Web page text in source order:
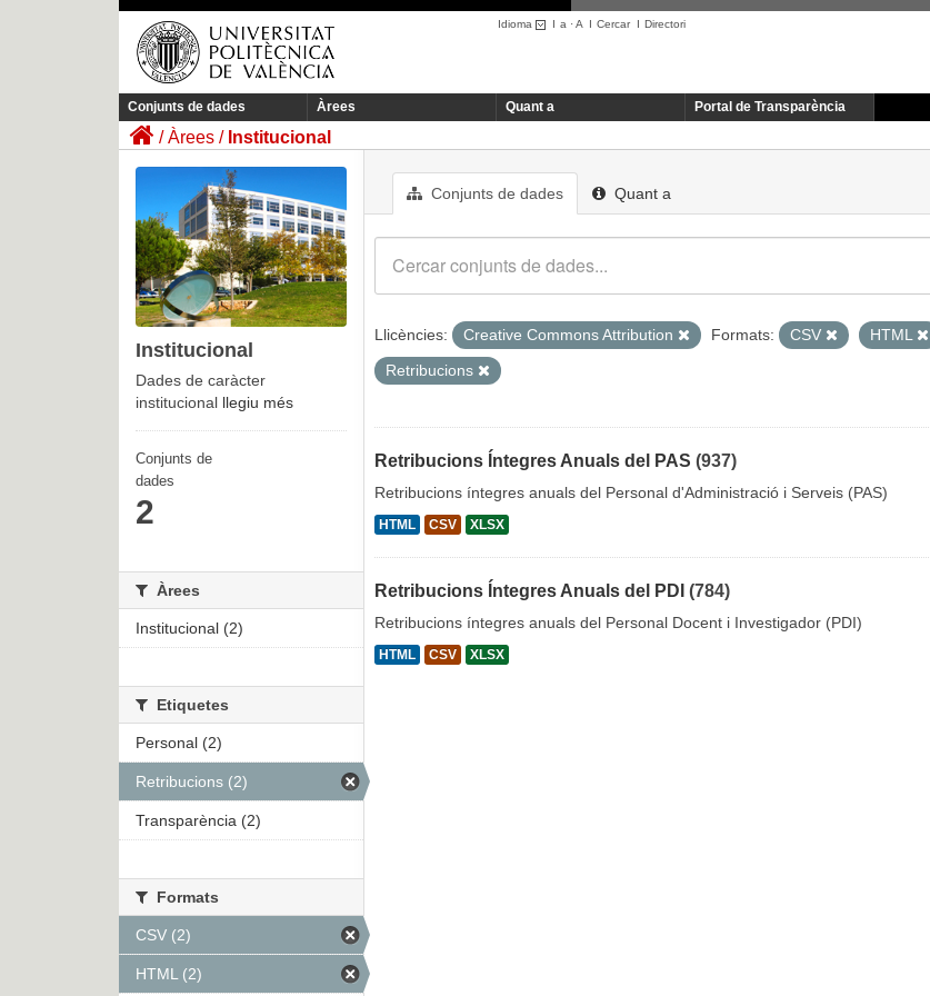
Idioma I a ·A I CercarI Directori
Conjunts de dades Àrees Quant a Portal de Transparència
Àrees Institucional
Conjunts de dades Quant a
Llicències: Creative Commons Attribution Formats: CSV HTML
Retribucions
Retribucions Íntegres Anuals del PAS (937)
Retribucions íntegres anuals del Personal d'Administració i Serveis (PAS)
HTML CSV XLSX
Retribucions Íntegres Anuals del PDI (784)
Retribucions íntegres anuals del Personal Docent i Investigador (PDI)
HTML CSV XLSX
Institucional
Dades de caràcter
institucional llegiu més
Conjunts de
dades
2
Àrees
Institucional (2)
Etiquetes
Personal (2)
Retribucions (2)
Transparència (2)
Formats
CSV (2)
HTML (2)